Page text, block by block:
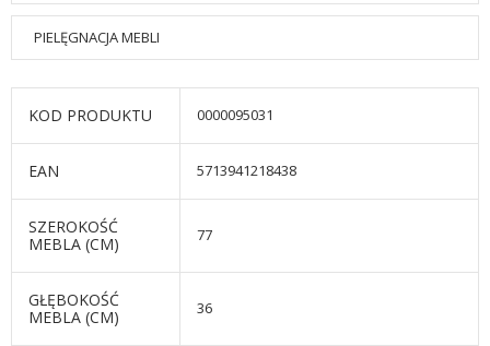
PIELĘGNACJA MEBLI
KOD PRODUKTU 0000095031
EAN 5713941218438
SZEROKOŚĆ
MEBLA (CM)
77
GŁĘBOKOŚĆ
MEBLA (CM)
36